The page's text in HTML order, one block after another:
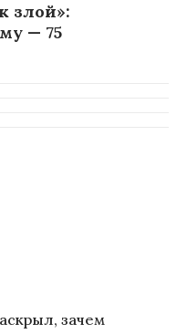
злой»:
— 75
зачем